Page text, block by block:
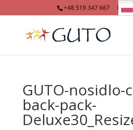
+48 519 347 667
GUTO-nosidlo-
back-pack-